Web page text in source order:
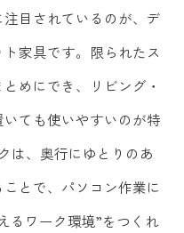
目されているのが、デ
家具です。限られたス
めにでき、リビング・
ても使いやすいのが特
は、奥行にゆとりのあ
とで、パソコン作業に
るワーク環境”をつくれ